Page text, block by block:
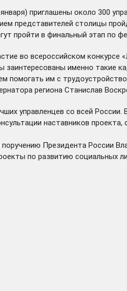
приглашены около 300
представителей столицы
пройти в финальный этап по
во всероссийском
заинтересованы именно такие
помогать им с
региона Станислав
управленцев со всей
наставников
Президента России
по развитию социальных